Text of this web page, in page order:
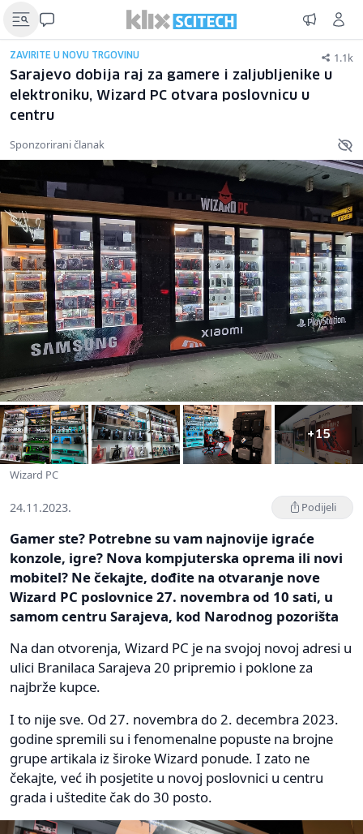
ZAVIRITE U NOVU TRGOVINU 1.1k
Sarajevo dobija raj za gamere i zaljubljenike u
elektroniku, Wizard PC otvara poslovnicu u
centru
Sponzorirani članak
+15
Wizard PC
24.11.2023. Podijeli
Gamer ste? Potrebne su vam najnovije igraće
konzole, igre? Nova kompjuterska oprema ili novi
mobitel? Ne čekajte, dođite na otvaranje nove
Wizard PC poslovnice 27. novembra od 10 sati, u
samom centru Sarajeva, kod Narodnog pozorišta
Na dan otvorenja, Wizard PC je na svojoj novoj adresi u
ulici Branilaca Sarajeva 20 pripremio i poklone za
najbrže kupce.
I to nije sve. Od 27. novembra do 2. decembra 2023.
godine spremili su i fenomenalne popuste na brojne
grupe artikala iz široke Wizard ponude. I zato ne
čekajte, već ih posjetite u novoj poslovnici u centru
grada i uštedite čak do 30 posto.